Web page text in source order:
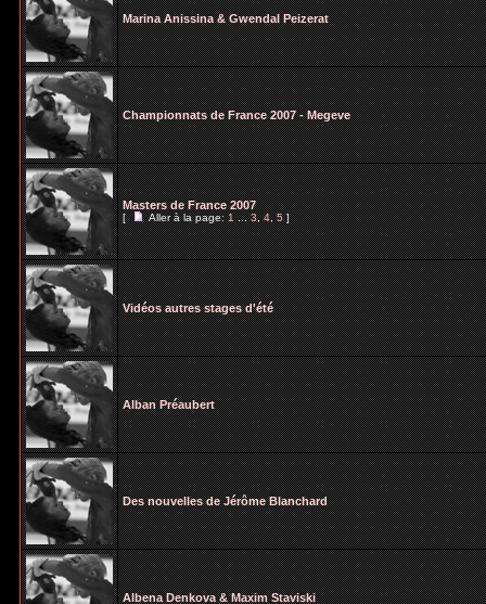
Marina Anissina & Gwendal Peizerat
Championnats de France 2007 - Megeve
Masters de France 2007
[ Aller à la page:1...3,4,5]
Vidéos autres stages d'été
Alban Préaubert
Des nouvelles de Jérôme Blanchard
Albena Denkova & Maxim Staviski